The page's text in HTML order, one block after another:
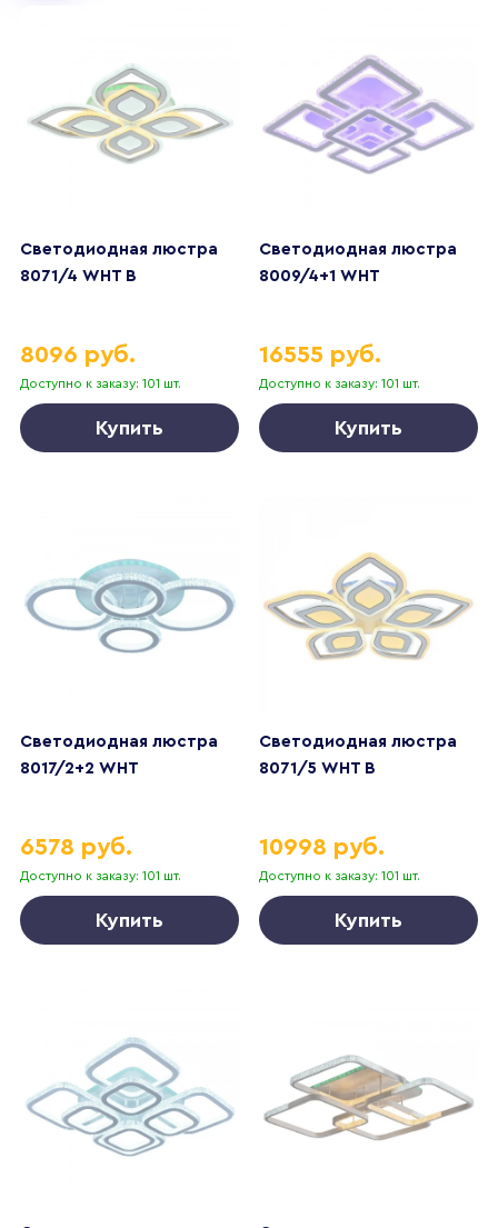
Светодиодная люстра
8071/4 WHT B
Доступно к заказу: 101 шт.
8096 руб.
Купить
Светодиодная люстра
8009/4+1 WHT
Доступно к заказу: 101 шт.
16555 руб.
Купить
Светодиодная люстра
8017/2+2 WHT
Доступно к заказу: 101 шт.
6578 руб.
Купить
Светодиодная люстра
8071/5 WHT B
Доступно к заказу: 101 шт.
10998 руб.
Купить